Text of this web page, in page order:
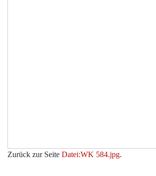
Zurück zur Seite Datei:WK 584.jpg.